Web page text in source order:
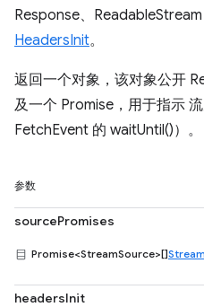
Response、
HeadersInit。
返回一个对象，该对象公开
及一个 Promise，用于指示
FetchEvent 的 waitUntil()）。
参数
sourcePromises
Promise<StreamSource>[]
headersInit